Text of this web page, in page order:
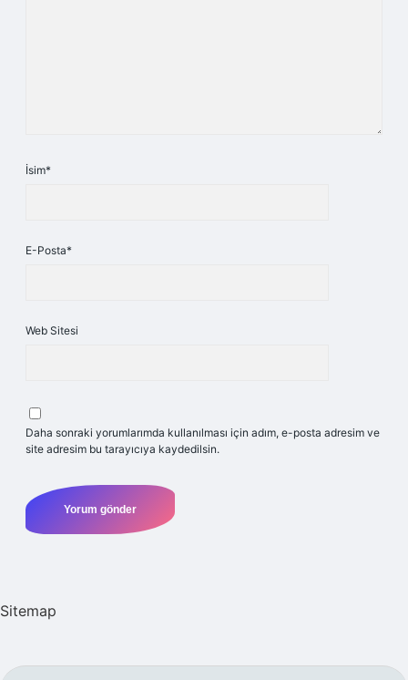
İsim*
E-Posta*
Web Sitesi
Daha sonraki yorumlarımda kullanılması için adım, e-posta adresim ve
site adresim bu tarayıcıya kaydedilsin.
Sitemap